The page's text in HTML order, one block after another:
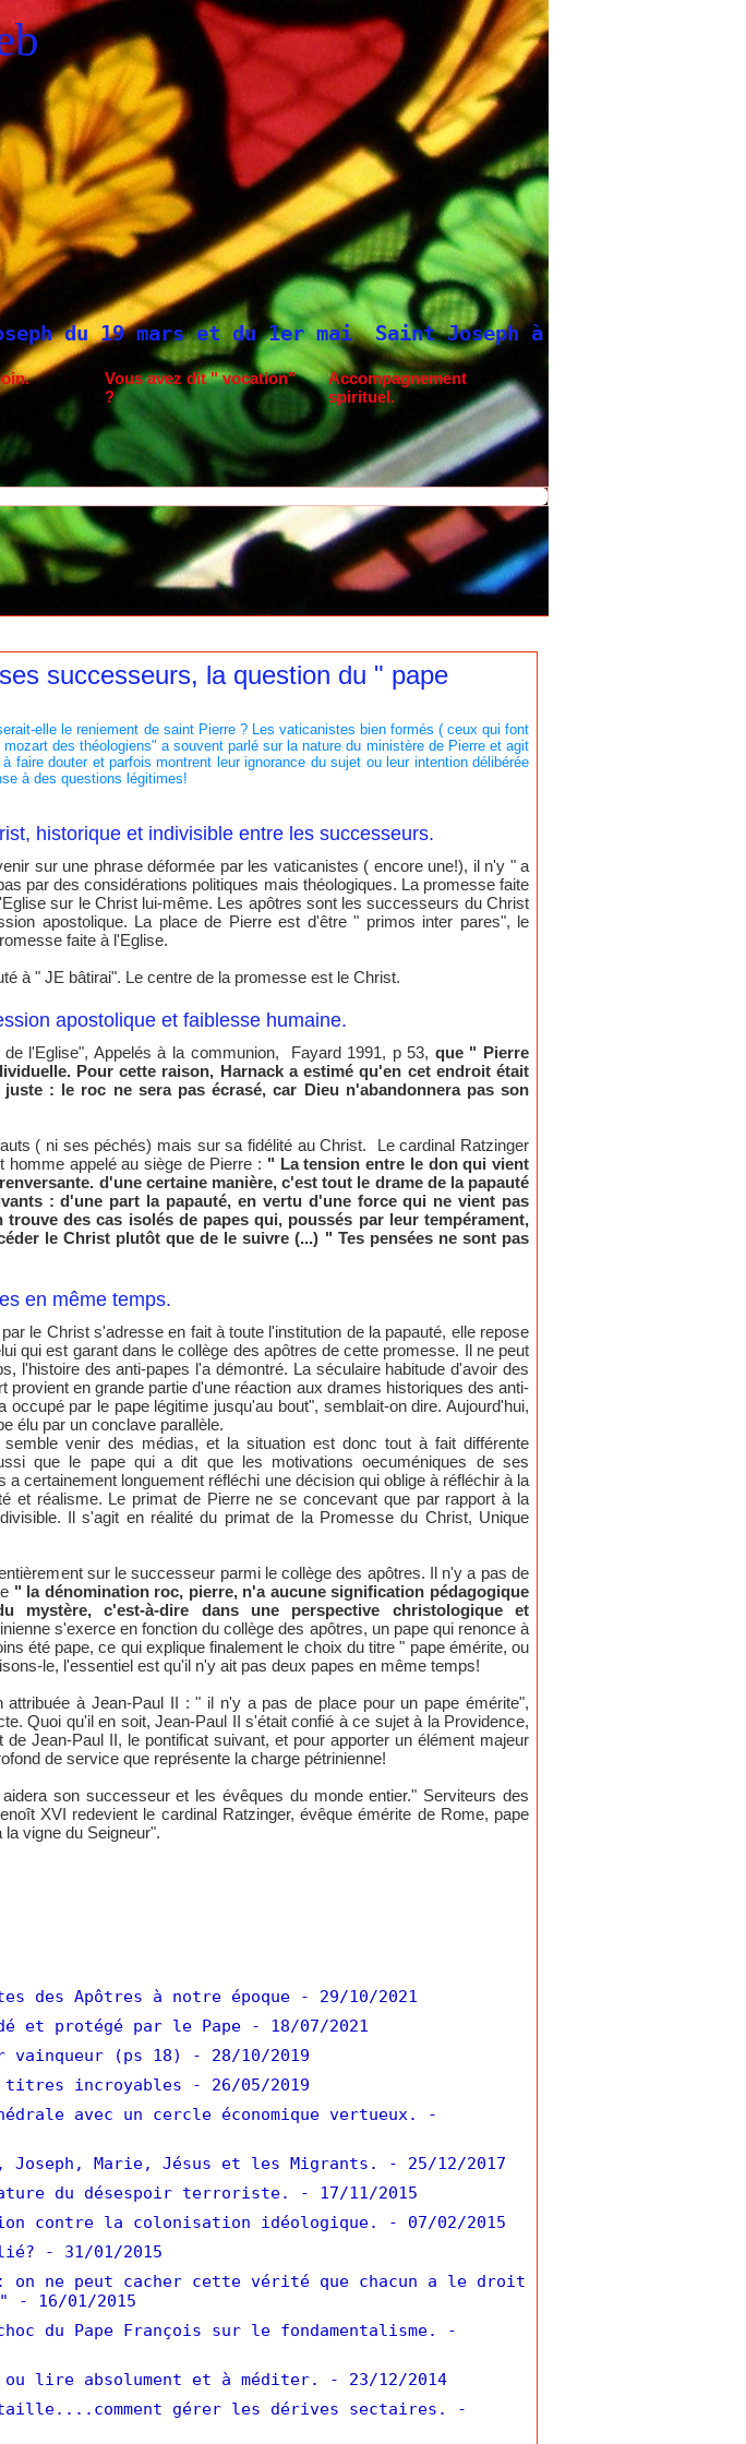
et du 1er mai Saint Joseph à Fatima. Neuvaine à Saint
Vous avez dit " vocation"
?
Accompagnement
spirituel.
successeurs, la question du " pape
elle le reniement de saint Pierre ? Les vaticanistes bien formés ( ceux qui font
des théologiens" a souvent parlé sur la nature du ministère de Pierre et agit
douter et parfois montrent leur ignorance du sujet ou leur intention délibérée
à des questions légitimes!
historique et indivisible entre les successeurs.
sur une phrase déformée par les vaticanistes ( encore une!), il n'y " a
par des considérations politiques mais théologiques. La promesse faite
sur le Christ lui-même. Les apôtres sont les successeurs du Christ
apostolique. La place de Pierre est d'être " primos inter pares", le
faite à l'Eglise.
à " JE bâtirai". Le centre de la promesse est le Christ.
apostolique et faiblesse humaine.
l'Eglise", Appelés à la communion, Fayard 1991, p 53, que " Pierre
Pour cette raison, Harnack a estimé qu'en cet endroit était
: le roc ne sera pas écrasé, car Dieu n'abandonnera pas son
( ni ses péchés) mais sur sa fidélité au Christ. Le cardinal Ratzinger
homme appelé au siège de Pierre : " La tension entre le don qui vient
d'une certaine manière, c'est tout le drame de la papauté
: d'une part la papauté, en vertu d'une force qui ne vient pas
des cas isolés de papes qui, poussés par leur tempérament,
le Christ plutôt que de le suivre (...) " Tes pensées ne sont pas
en même temps.
le Christ s'adresse en fait à toute l'institution de la papauté, elle repose
qui est garant dans le collège des apôtres de cette promesse. Il ne peut
l'histoire des anti-papes l'a démontré. La séculaire habitude d'avoir des
provient en grande partie d'une réaction aux drames historiques des anti-
par le pape légitime jusqu'au bout", semblait-on dire. Aujourd'hui,
élu par un conclave parallèle.
venir des médias, et la situation est donc tout à fait différente
que le pape qui a dit que les motivations oecuméniques de ses
a certainement longuement réfléchi une décision qui oblige à réfléchir à la
et réalisme. Le primat de Pierre ne se concevant que par rapport à la
Il s'agit en réalité du primat de la Promesse du Christ, Unique
sur le successeur parmi le collège des apôtres. Il n'y a pas de
" la dénomination roc, pierre, n'a aucune signification pédagogique
c'est-à-dire dans une perspective christologique et
s'exerce en fonction du collège des apôtres, un pape qui renonce à
été pape, ce qui explique finalement le choix du titre " pape émérite, ou
le, l'essentiel est qu'il n'y ait pas deux papes en même temps!
à Jean-Paul II : " il n'y a pas de place pour un pape émérite",
Quoi qu'il en soit, Jean-Paul II s'était confié à ce sujet à la Providence,
Jean-Paul II, le pontificat suivant, et pour apporter un élément majeur
de service que représente la charge pétrinienne!
son successeur et les évêques du monde entier." Serviteurs des
XVI redevient le cardinal Ratzinger, évêque émérite de Rome, pape
vigne du Seigneur".
des Apôtres à notre époque
- 29/10/2021
et protégé par le Pape
- 18/07/2021
(ps 18)
- 28/10/2019
titres incroyables
- 26/05/2019
avec un cercle économique vertueux.
-
Joseph, Marie, Jésus et les Migrants.
- 25/12/2017
du désespoir terroriste.
- 17/11/2015
contre la colonisation idéologique.
- 07/02/2015
- 31/01/2015
ne peut cacher cette vérité que chacun a le droit
- 16/01/2015
du Pape François sur le fondamentalisme.
-
lire absolument et à méditer.
- 23/12/2014
gérer les dérives sectaires.
-